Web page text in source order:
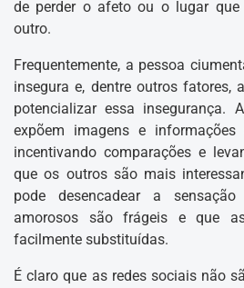
de perder o afeto ou o lugar
outro.
Frequentemente, a pessoa
insegura e, dentre outros fatores,
potencializar essa insegurança.
expõem imagens e informações
incentivando comparações e
que os outros são mais
pode desencadear a
amorosos são frágeis e que
facilmente substituídas.
É claro que as redes sociais não